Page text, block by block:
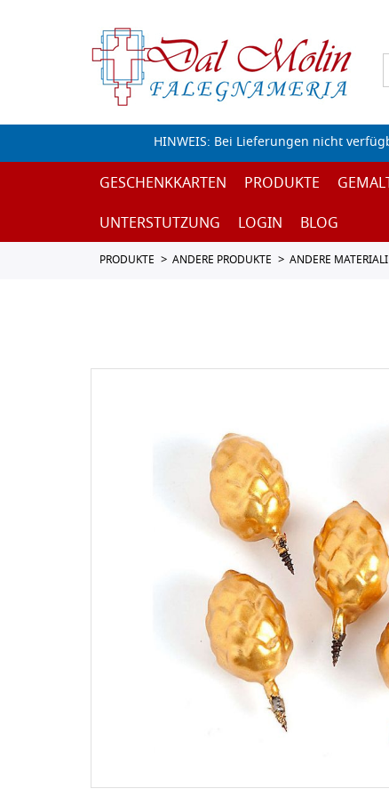
HINWEIS: Bei Lieferungen nicht
GESCHENKKARTEN PRODUKTE
UNTERSTUTZUNG
LOGIN BLOG
PRODUKTE ANDERE PRODUKTE ANDERE